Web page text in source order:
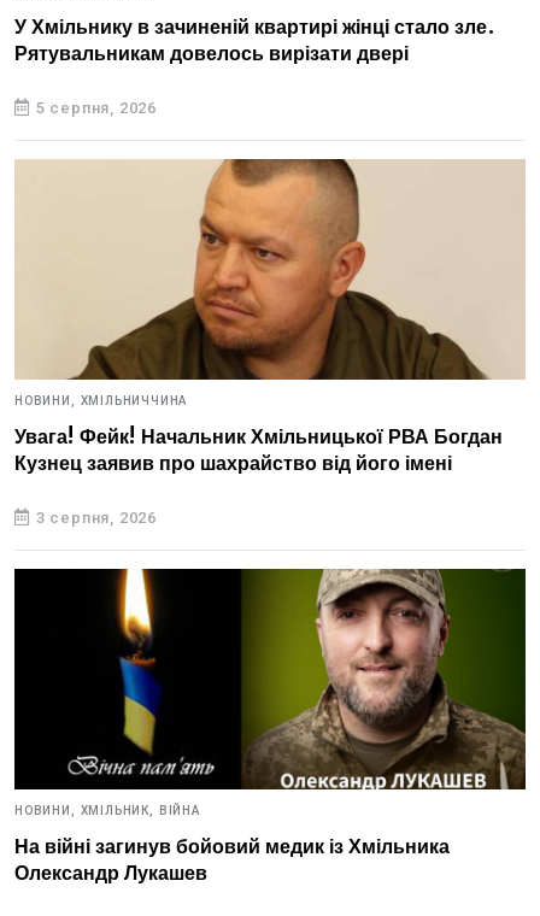
У Хмільнику в зачиненій квартирі жінці стало зле.
Рятувальникам довелось вирізати двері
5 серпня, 2026
НОВИНИ, ХМІЛЬНИЧЧИНА
Увага! Фейк! Начальник Хмільницької РВА Богдан
Кузнец заявив про шахрайство від його імені
3 серпня, 2026
НОВИНИ, ХМІЛЬНИК, ВІЙНА
На війні загинув бойовий медик із Хмільника
Олександр Лукашев